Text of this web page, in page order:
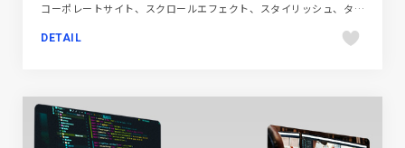
コーポレートサイト、スクロールエフェクト、スタイリッシュ、タイポグラフィー、ナチュラル、フラットデザイン、動画が流れる、単色・モノクロ、大きめ写真、建設・住宅・不動産
DETAIL